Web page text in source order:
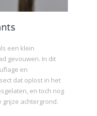
een klein
gevouwen. In dit
en
dat oplost in het
en toch nog
grijze achtergrond.